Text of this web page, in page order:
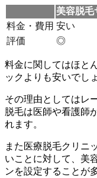
美容脱毛
料金・費用 安い
評価
◎
料金に関してはほと
ックよりも安いでし
その理由としてはレ
脱毛は医師や看護師
れます。
また医療脱毛クリニ
いことに対して、美
ンを設定することが